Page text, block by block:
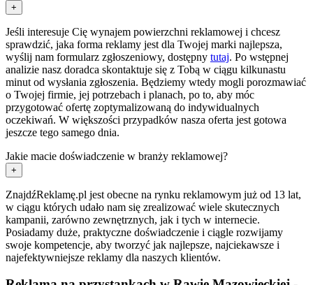
+
Jeśli interesuje Cię wynajem powierzchni reklamowej i chcesz
sprawdzić, jaka forma reklamy jest dla Twojej marki najlepsza,
wyślij nam formularz zgłoszeniowy, dostępny tutaj. Po wstępnej
analizie nasz doradca skontaktuje się z Tobą w ciągu kilkunastu
minut od wysłania zgłoszenia. Będziemy wtedy mogli porozmawiać
o Twojej firmie, jej potrzebach i planach, po to, aby móc
przygotować ofertę zoptymalizowaną do indywidualnych
oczekiwań. W większości przypadków nasza oferta jest gotowa
jeszcze tego samego dnia.
Jakie macie doświadczenie w branży reklamowej?
+
ZnajdźReklamę.pl jest obecne na rynku reklamowym już od 13 lat,
w ciągu których udało nam się zrealizować wiele skutecznych
kampanii, zarówno zewnętrznych, jak i tych w internecie.
Posiadamy duże, praktyczne doświadczenie i ciągle rozwijamy
swoje kompetencje, aby tworzyć jak najlepsze, najciekawsze i
najefektywniejsze reklamy dla naszych klientów.